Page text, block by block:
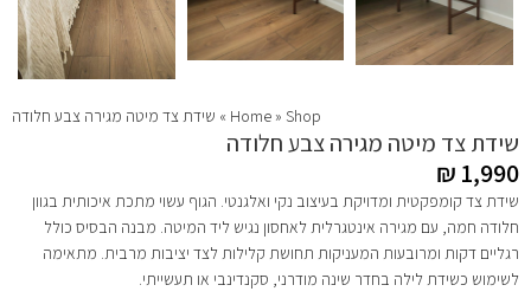
Home » Shop
» שידת צד מיטה מגירה צבע חלודה
שידת צד מיטה מגירה צבע חלודה
₪ 1,990
שידת צד קומפקטית ומדויקת בעיצוב נקי ואלגנטי. הגוף עשוי מתכת איכותית בגוון
חלודה חמה, עם מגירה אינטגרלית לאחסון נגיש ליד המיטה. מבנה הבסיס כולל
רגליים דקות ומרובעות המעניקות תחושת קלילות לצד יציבות מרבית. מתאימה
לשימוש כשידת לילה בחדר שינה מודרני, סקנדינבי או תעשייתי.